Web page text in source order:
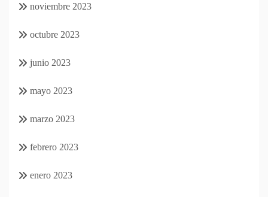
noviembre 2023
octubre 2023
junio 2023
mayo 2023
marzo 2023
febrero 2023
enero 2023